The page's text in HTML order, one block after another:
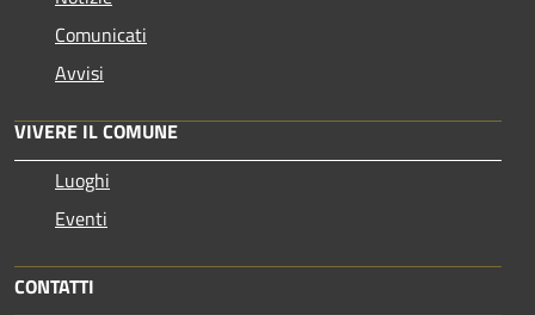
Comunicati
Avvisi
VIVERE IL COMUNE
Luoghi
Eventi
CONTATTI